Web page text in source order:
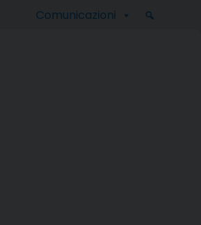
Comunicazioni